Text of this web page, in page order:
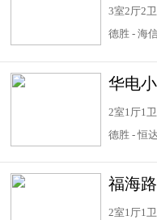
3室2厅2
德胜 - 海
2室1厅1
德胜 - 恒
福海
2室1厅1